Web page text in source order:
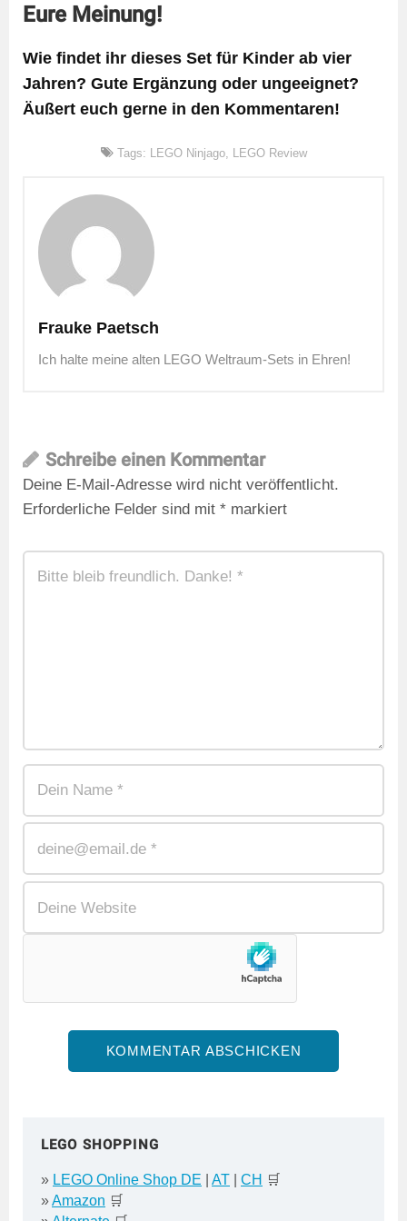
Eure Meinung!
Wie findet ihr dieses Set für Kinder ab vier
Jahren? Gute Ergänzung oder ungeeignet?
Äußert euch gerne in den Kommentaren!
Tags: LEGO Ninjago, LEGO Review
Frauke Paetsch
Ich halte meine alten LEGO Weltraum-Sets in Ehren!
Schreibe einen Kommentar
Deine E-Mail-Adresse wird nicht veröffentlicht.
Erforderliche Felder sind mit * markiert
LEGO SHOPPING
» LEGO Online Shop DE AT CH 🛒
»Amazon 🛒